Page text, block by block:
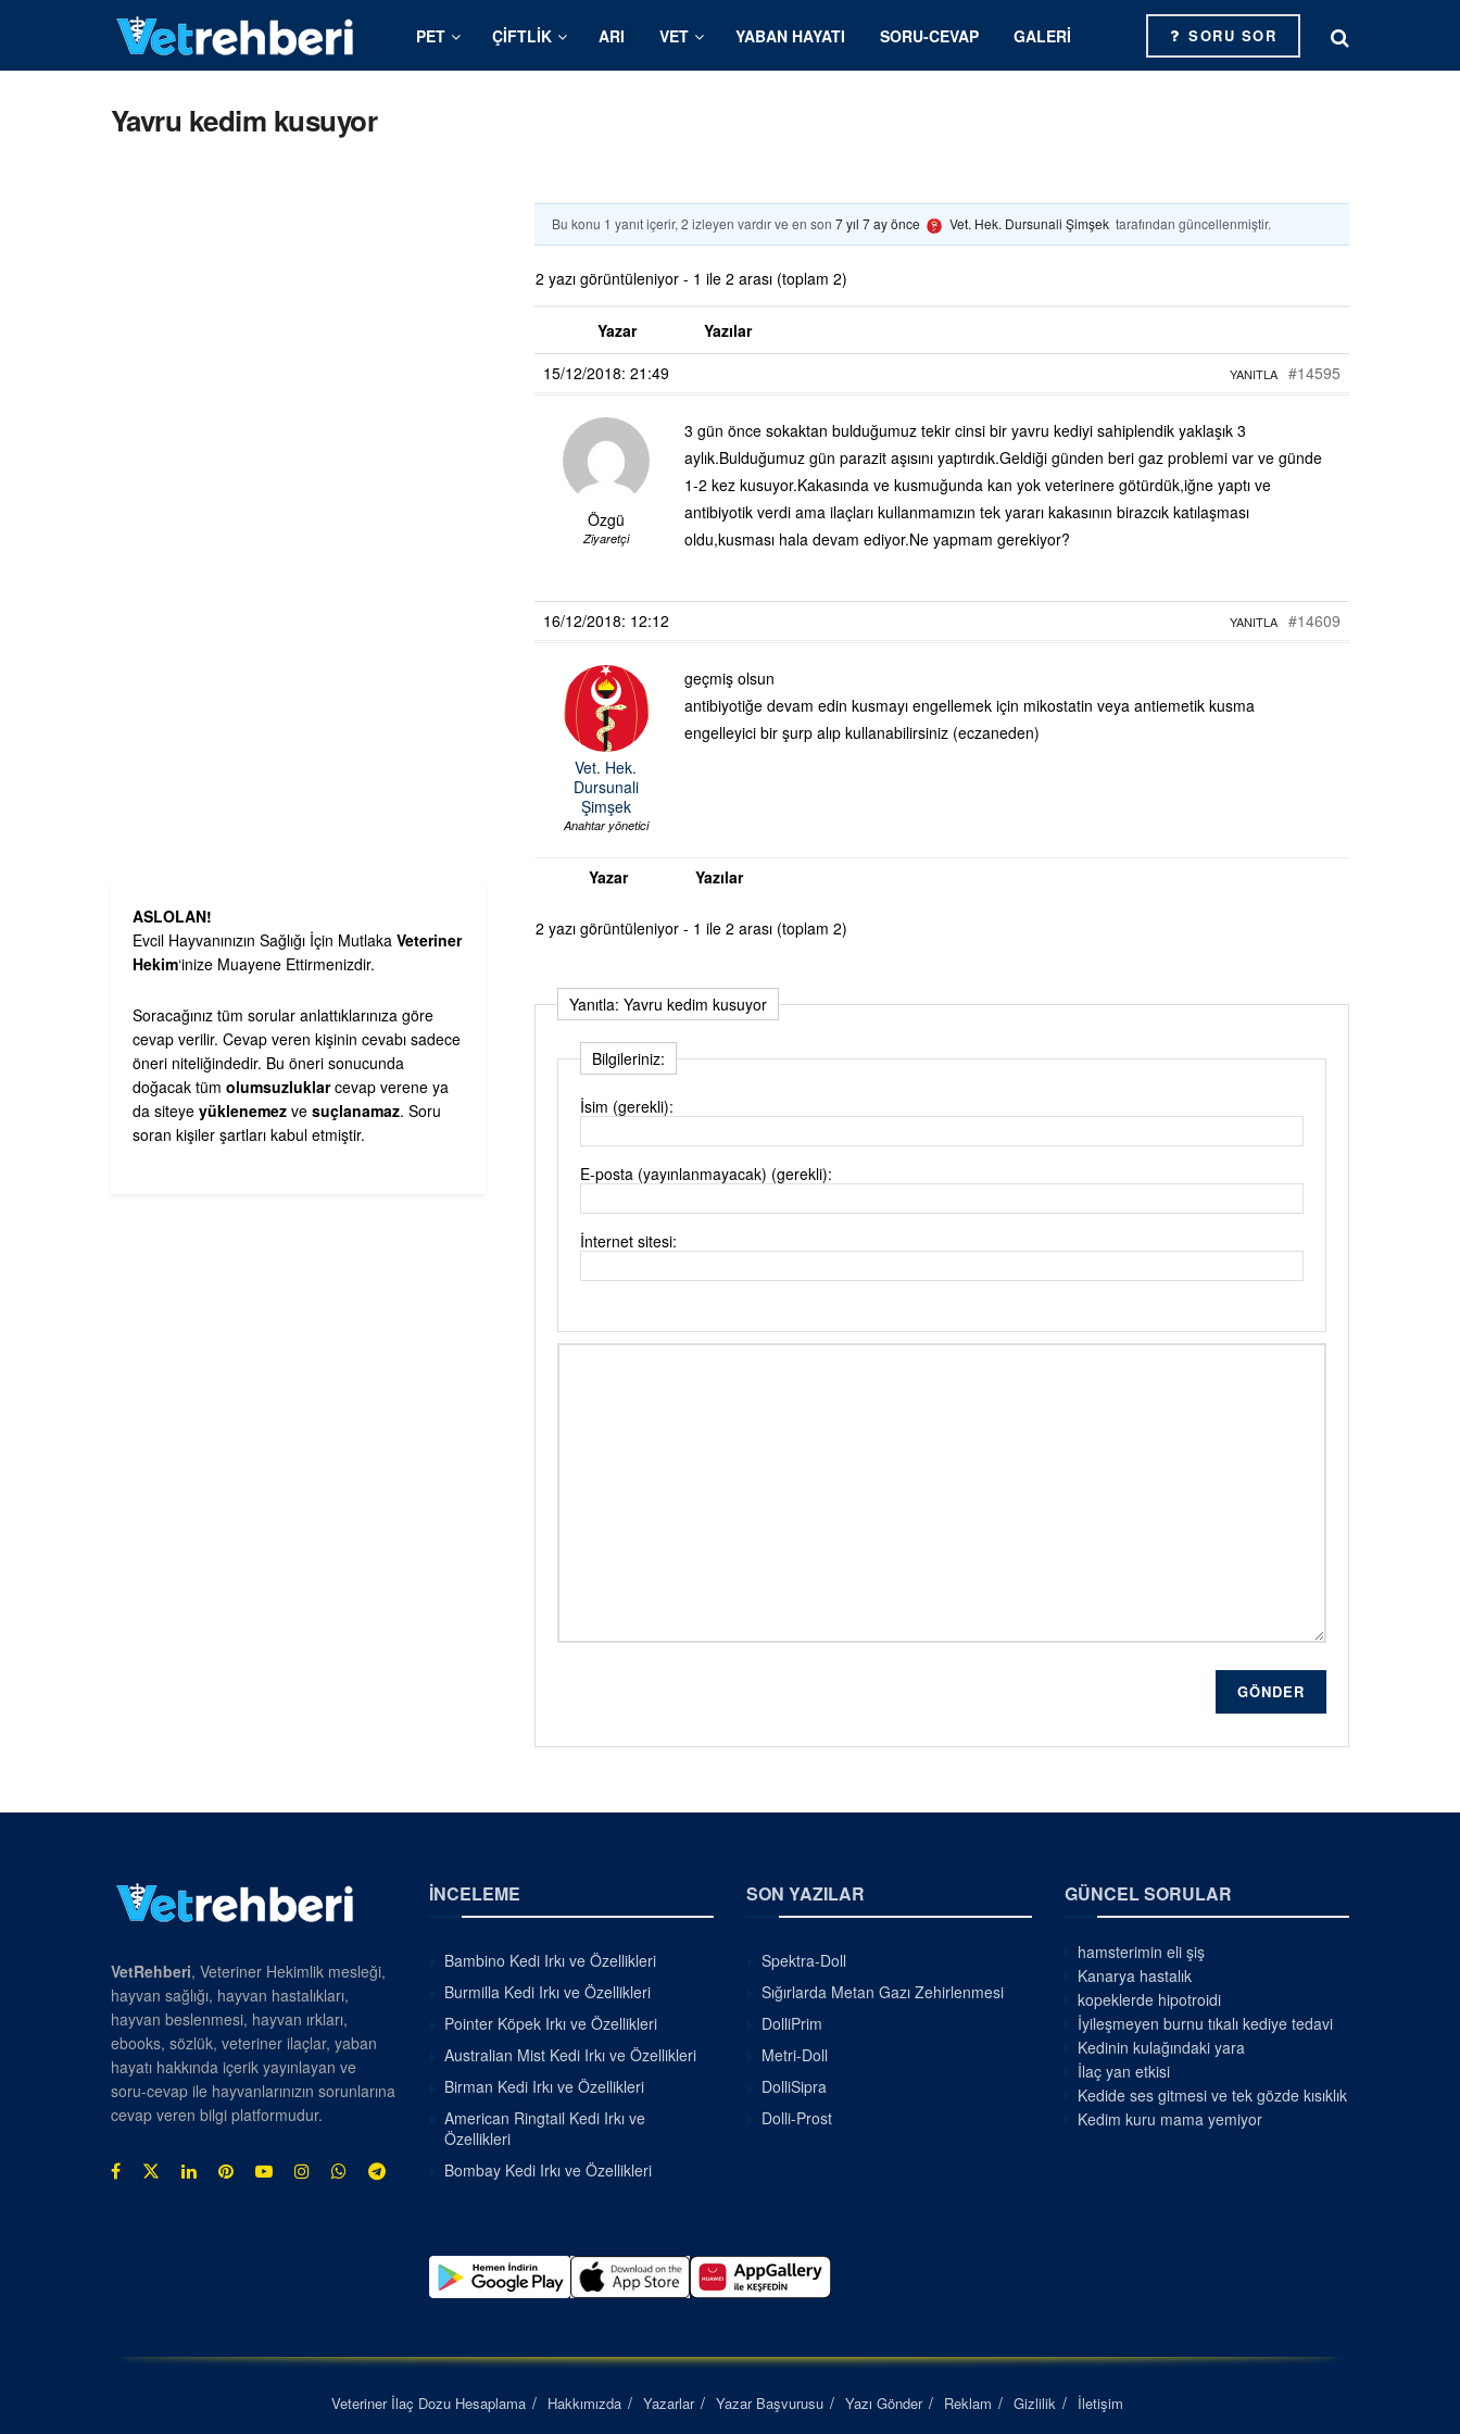
PET ÇIFTLIK ARI VET YABAN HAYATI SORU-CEVAP GALERI SORU SOR
Yavru kedim kusuyor
Bu konu 1 yanıt içerir, 2 izleyen vardır ve en son 7 yıl 7 ay önce Vet. Hek. Dursunali Şimşek tarafından güncellenmiştir.
2 yazı görüntüleniyor - 1 ile 2 arası (toplam 2)
Yazar
Yazılar
15/12/2018: 21:49
#14595
YANITLA
Özgü
Ziyaretçi
3 gün önce sokaktan bulduğumuz tekir cinsi bir yavru kediyi sahiplendik yaklaşık 3
aylık.Bulduğumuz gün parazit aşısını yaptırdık.Geldiği günden beri gaz problemi var ve günde
1-2 kez kusuyor.Kakasında ve kusmuğunda kan yok veterinere götürdük,iğne yaptı ve
antibiyotik verdi ama ilaçları kullanmamızın tek yararı kakasının birazcık katılaşması
oldu,kusması hala devam ediyor.Ne yapmam gerekiyor?
16/12/2018: 12:12 #14609
YANITLA
Vet. Hek.
Dursunali
Şimşek
Anahtar yönetici
geçmiş olsun
antibiyotiğe devam edin kusmayı engellemek için mikostatin veya antiemetik kusma
engelleyici bir şurp alıp kullanabilirsiniz (eczaneden)
Yazar Yazılar
2 yazı görüntüleniyor - 1 ile 2 arası (toplam 2)
Yanıtla: Yavru kedim kusuyor
Bilgileriniz:
İsim (gerekli):
E-posta (yayınlanmayacak) (gerekli):
İnternet sitesi:
GÖNDER
ASLOLAN!
Evcil Hayvanınızın Sağlığı İçin Mutlaka Veteriner
Hekim‘inize Muayene Ettirmenizdir.
Soracağınız tüm sorular anlattıklarınıza göre
cevap verilir. Cevap veren kişinin cevabı sadece
öneri niteliğindedir. Bu öneri sonucunda
doğacak tüm olumsuzluklarcevap verene ya
da siteye yüklenemez ve suçlanamaz. Soru
soran kişiler şartları kabul etmiştir.
VetRehberi, Veteriner Hekimlik mesleği,
hayvan sağlığı, hayvan hastalıkları,
hayvan beslenmesi, hayvan ırkları,
ebooks, sözlük, veteriner ilaçlar, yaban
hayatı hakkında içerik yayınlayan ve
soru-cevap ile hayvanlarınızın sorunlarına
cevap veren bilgi platformudur.
İNCELEME
Bambino Kedi Irkı ve Özellikleri
Burmilla Kedi Irkı ve Özellikleri
Pointer Köpek Irkı ve Özellikleri
Australian Mist Kedi Irkı ve Özellikleri
Birman Kedi Irkı ve Özellikleri
American Ringtail Kedi Irkı ve
Özellikleri
Bombay Kedi Irkı ve Özellikleri
SON YAZILAR
Spektra-Doll
Sığırlarda Metan Gazı Zehirlenmesi
DolliPrim
Metri-Doll
DolliSipra
Dolli-Prost
GÜNCEL SORULAR
hamsterimin eli şiş
Kanarya hastalık
kopeklerde hipotroidi
İyileşmeyen burnu tıkalı kediye tedavi
Kedinin kulağındaki yara
İlaç yan etkisi
Kedide ses gitmesi ve tek gözde kısıklık
Kedim kuru mama yemiyor
Veteriner İlaç Dozu Hesaplama Hakkımızda Yazarlar Yazar Başvurusu Yazı Gönder Reklam Gizlilik İletişim